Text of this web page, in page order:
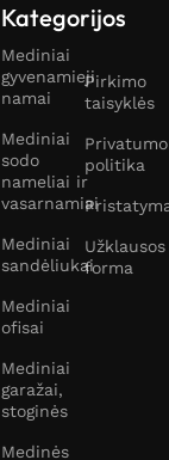
Kategorijos
Mediniai
gyvenamieji
namai
Mediniai
sodo
nameliai ir
vasarnamiai
Mediniai
sandėliukai
Mediniai
ofisai
Mediniai
garažai,
stoginės
Medinės
Pirkimo
taisyklės
Privatumo
politika
Užklausos
forma